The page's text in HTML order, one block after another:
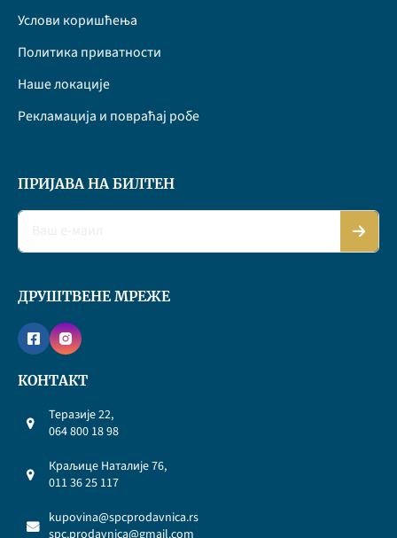
Услови коришћења
Политика приватности
Наше локације
Рекламација и повраћај робе
ПРИЈАВА НА БИЛТЕН
ДРУШТВЕНЕ МРЕЖЕ
КОНТАКТ
Теразије 22,
064 800 18 98
Краљице Наталије 76,
011 36 25 117
kupovina@spcprodavnica.rs